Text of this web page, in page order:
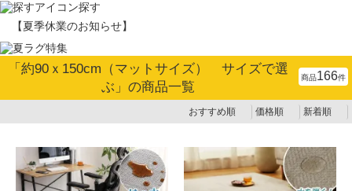
探す
【夏季休業のお知らせ】
「 約90ｘ150cm（マットサイズ） サイズで選
ぶ 」の商品一覧
商品166件
おすすめ順 価格順 新着順